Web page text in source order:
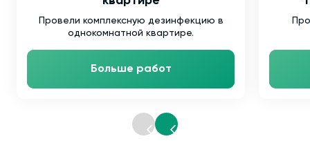
Провели комплексную дезинфекцию в
однокомнатной квартире.
Больше работ